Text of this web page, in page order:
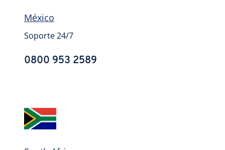
México
Soporte 24/7
0800 953 2589